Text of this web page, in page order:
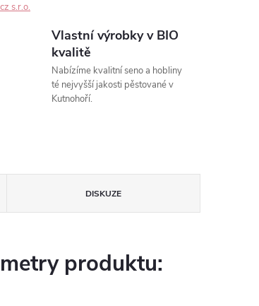
s.r.o.
Vlastní výrobky v BIO
kvalitě
Nabízíme kvalitní seno a hobliny
té nejvyšší jakosti pěstované v
Kutnohoří.
DISKUZE
produktu: